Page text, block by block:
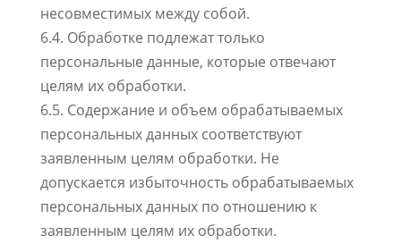
несовместимых между собой.
6.4. Обработке подлежат только
персональные данные, которые отвечают
целям их обработки.
6.5. Содержание и объем обрабатываемых
персональных данных соответствуют
заявленным целям обработки. Не
допускается избыточность обрабатываемых
персональных данных по отношению к
заявленным целям их обработки.